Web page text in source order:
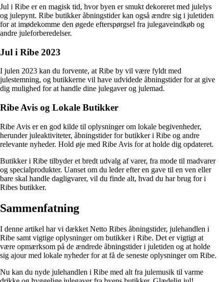
Jul i Ribe er en magisk tid, hvor byen er smukt dekoreret med julelys
og julepynt. Ribe butikker åbningstider kan også ændre sig i juletiden
for at imødekomme den øgede efterspørgsel fra julegaveindkøb og
andre juleforberedelser.
Jul i Ribe 2023
I julen 2023 kan du forvente, at Ribe by vil være fyldt med
julestemning, og butikkerne vil have udvidede åbningstider for at give
dig mulighed for at handle dine julegaver og julemad.
Ribe Avis og Lokale Butikker
Ribe Avis er en god kilde til oplysninger om lokale begivenheder,
herunder juleaktiviteter, åbningstider for butikker i Ribe og andre
relevante nyheder. Hold øje med Ribe Avis for at holde dig opdateret.
Butikker i Ribe tilbyder et bredt udvalg af varer, fra mode til madvarer
og specialprodukter. Uanset om du leder efter en gave til en ven eller
bare skal handle dagligvarer, vil du finde alt, hvad du har brug for i
Ribes butikker.
Sammenfatning
I denne artikel har vi dækket Netto Ribes åbningstider, julehandlen i
Ribe samt vigtige oplysninger om butikker i Ribe. Det er vigtigt at
være opmærksom på de ændrede åbningstider i juletiden og at holde
sig ajour med lokale nyheder for at få de seneste oplysninger om Ribe.
Nu kan du nyde julehandlen i Ribe med alt fra julemusik til varme